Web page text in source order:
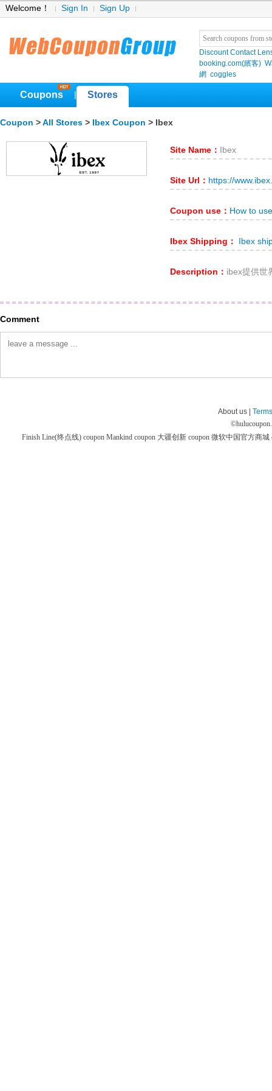
Welcome！ Sign In Sign Up
Discount Contact
booking.com(繽客)
網 coggles
Coupons Stores
Coupon > All Stores > Ibex Coupon > Ibex
Site Name： Ibex
Site Url： https://
Coupon use： How to
Ibex Shipping： Ibex
Description： ibex提供世
Comment
About us |
©
Finish Line(终点线) coupon Mankind coupon 大疆创新 coupon 微软中国官方商城